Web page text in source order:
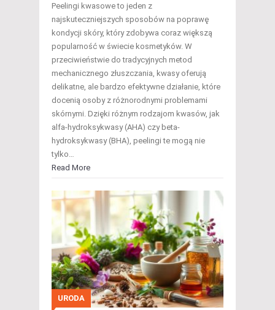
Peelingi kwasowe to jeden z
najskuteczniejszych sposobów na poprawę
kondycji skóry, który zdobywa coraz większą
popularność w świecie kosmetyków. W
przeciwieństwie do tradycyjnych metod
mechanicznego złuszczania, kwasy oferują
delikatne, ale bardzo efektywne działanie, które
docenią osoby z różnorodnymi problemami
skórnymi. Dzięki różnym rodzajom kwasów, jak
alfa-hydroksykwasy (AHA) czy beta-
hydroksykwasy (BHA), peelingi te mogą nie
tylko…
Read More
URODA